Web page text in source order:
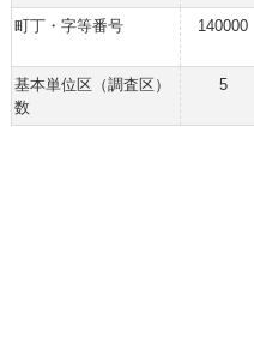
町丁・字等番号 140000
基本単位区（調査区）
数
5